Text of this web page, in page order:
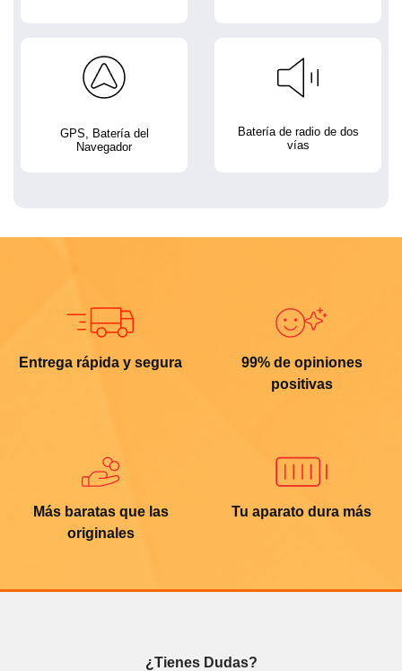
GPS, Batería del
Navegador
Batería de radio de dos
vías
Entrega rápida y segura
99% de opiniones
positivas
Más baratas que las
originales
Tu aparato dura más
¿Tienes Dudas?